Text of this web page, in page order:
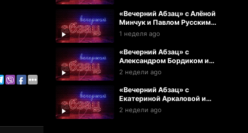
«Вечерний Абзац» с Алёной
Минчук и Павлом Русским
(28.07.2026)
1 неделя ago
«Вечерний Абзац» с
Александром Бордиком и
Екатериной Аркаловой
(27.07.2026)
2 недели ago
«Вечерний Абзац» с
Екатериной Аркаловой и
Павлом Русским (24.07.2026)
2 недели ago